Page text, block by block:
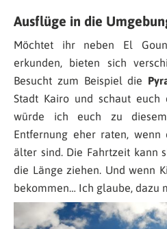
Ausflüge in die
Möchtet ihr neben El
erkunden, bieten sich
Besucht zum Beispiel die
Stadt Kairo und schaut euch
würde ich euch zu
Entfernung eher raten, wenn
älter sind. Die Fahrtzeit kann
die Länge ziehen. Und wenn
bekommen… Ich glaube, dazu